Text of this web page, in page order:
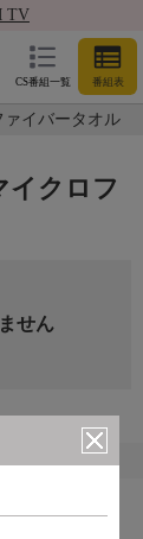
TV
CS番組一覧 番組表
イバータオル
イクロフ
せん